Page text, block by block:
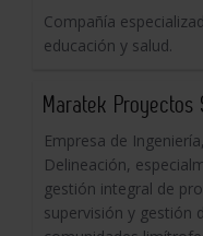
Compañía
educación y salud.
Maratek Proyectos
Empresa de
Delineación,
gestión integral de
supervisión y gestión